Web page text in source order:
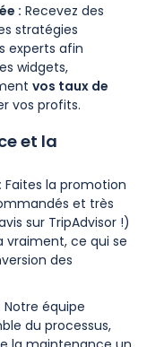
: Recevez des
stratégies
experts afin
widgets,
vos taux de
vos profits.
et la
Faites la promotion
et très
sur TripAdvisor !)
vraiment, ce qui se
des
Notre équipe
du processus,